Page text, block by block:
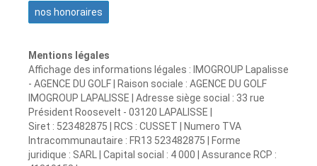
nos honoraires
Mentions légales
Affichage des informations légales : IMOGROUP Lapalisse
- AGENCE DU GOLF | Raison sociale : AGENCE DU GOLF
IMOGROUP LAPALISSE | Adresse siège social : 33 rue
Président Roosevelt - 03120 LAPALISSE |
Siret : 523482875 | RCS : CUSSET | Numero TVA
Intracommunautaire : FR13 523482875 | Forme
juridique : SARL | Capital social : 4 000 | Assurance RCP :